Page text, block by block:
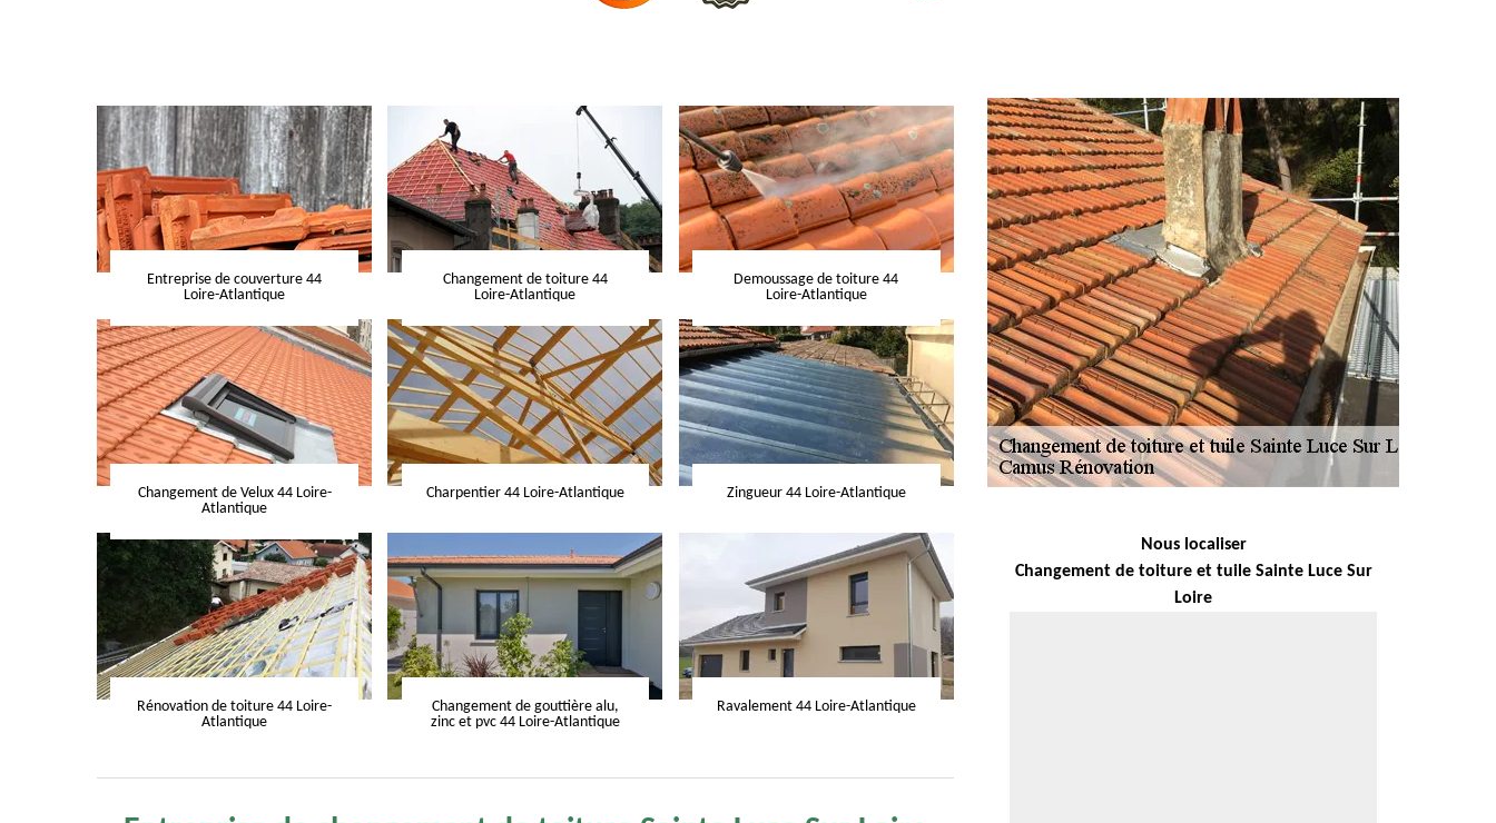
Entreprise de couverture 44
Loire-Atlantique
Changement de toiture 44
Loire-Atlantique
Demoussage de toiture 44
Loire-Atlantique
Changement de Velux 44 Loire-
Atlantique
Charpentier 44 Loire-Atlantique Zingueur 44 Loire-Atlantique
Rénovation de toiture 44 Loire-
Atlantique
Changement de gouttière alu,
zinc et pvc 44 Loire-Atlantique
Ravalement 44 Loire-Atlantique
Nous localiser
Changement de toiture et tuile Sainte Luce Sur
Loire